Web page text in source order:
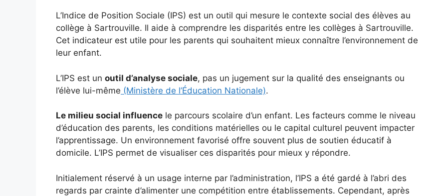
L’Indice de Position Sociale (IPS) est un outil qui mesure le contexte social des élèves au
collège à Sartrouville. Il aide à comprendre les disparités entre les collèges à Sartrouville.
Cet indicateur est utile pour les parents qui souhaitent mieux connaître l’environnement de
leur enfant.
L’IPS est un outil d’analyse sociale, pas un jugement sur la qualité des enseignants ou
l’élève lui-même (Ministère de l’Éducation Nationale).
Le milieu social influence le parcours scolaire d’un enfant. Les facteurs comme le niveau
d’éducation des parents, les conditions matérielles ou le capital culturel peuvent impacter
l’apprentissage. Un environnement favorisé offre souvent plus de soutien éducatif à
domicile. L’IPS permet de visualiser ces disparités pour mieux y répondre.
Initialement réservé à un usage interne par l’administration, l’IPS a été gardé à l’abri des
regards par crainte d’alimenter une compétition entre établissements. Cependant, après